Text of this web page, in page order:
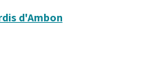
d'Ambon